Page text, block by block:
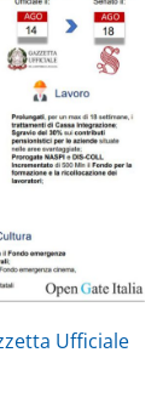
Ufficiale